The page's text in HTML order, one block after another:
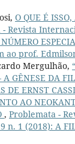
O QUE É
Revista
ao prof.
Mergulhão,
A GÊNESE DA
DE ERNST
AO
, Problemata -
n. 1 (2018): A